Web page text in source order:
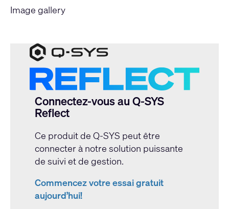
Image gallery
Connectez-vous au Q-SYS
Reflect
Ce produit de Q-SYS peut être
connecter à notre solution puissante
de suivi et de gestion.
Commencez votre essai gratuit
aujourd’hui!